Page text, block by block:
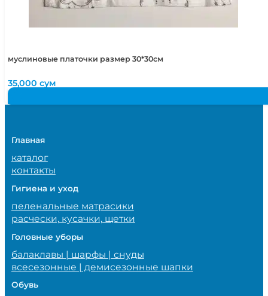
муслиновые платочки размер 30*30см
35,000сум
Главная
каталог
контакты
Гигиена и уход
пеленальные матрасики
расчески, кусачки, щетки
Головные уборы
балаклавы | шарфы | снуды
всесезонные | демисезонные шапки
Обувь